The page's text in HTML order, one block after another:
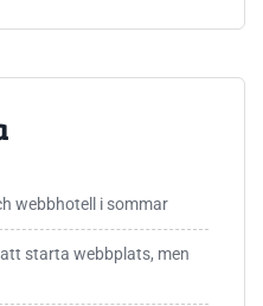
webbhotell i sommar
starta webbplats, men